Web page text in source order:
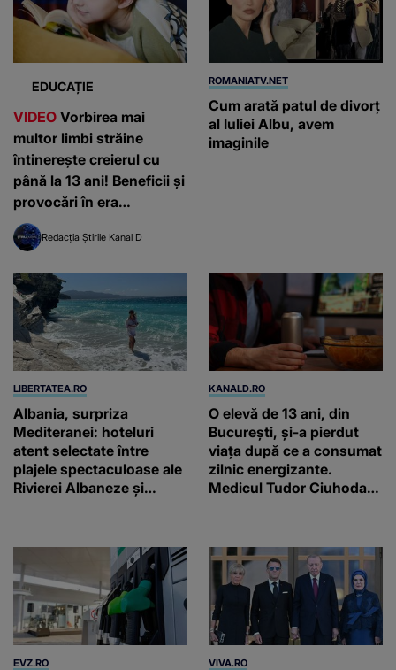
EDUCAȚIE
VIDEO Vorbirea mai
multor limbi străine
întinerește creierul cu
până la 13 ani! Beneficii și
provocări în era
inteligenței artificiale
Redacția Știrile Kanal D
ROMANIATV.NET
Cum arată patul de divorţ
al Iuliei Albu, avem
imaginile
LIBERTATEA.RO
Albania, surpriza
Mediteranei: hoteluri
atent selectate între
plajele spectaculoase ale
Rivierei Albaneze și
KANALD.RO
O elevă de 13 ani, din
București, și-a pierdut
viața după ce a consumat
zilnic energizante.
Medicul Tudor Ciuhodaru
EVZ.RO VIVA.RO